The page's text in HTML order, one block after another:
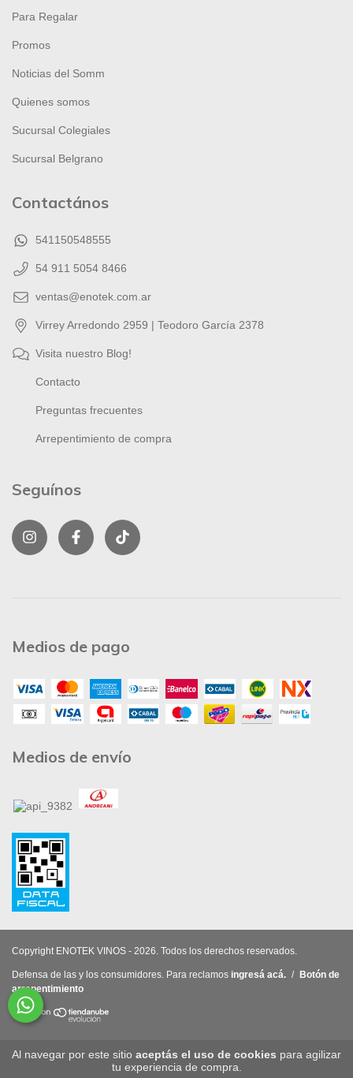
Al navegar por este sitio aceptás el uso de cookies para agilizar
tu experiencia de compra.
Para Regalar
Promos
Noticias del Somm
Quienes somos
Sucursal Colegiales
Sucursal Belgrano
Contactános
541150548555
54 911 5054 8466
ventas@enotek.com.ar
Virrey Arredondo 2959 | Teodoro García 2378
Visita nuestro Blog!
Contacto
Preguntas frecuentes
Arrepentimiento de compra
Seguínos
Medios de pago
Medios de envío
Copyright ENOTEK VINOS - 2026. Todos los derechos reservados.
Defensa de las y los consumidores. Para reclamos ingresá acá. /
Botón de
arrepentimiento